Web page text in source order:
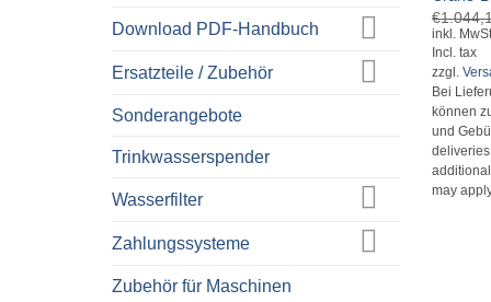
Download PDF-Handbuch
Ersatzteile / Zubehör
Sonderangebote
Trinkwasserspender
Wasserfilter
Zahlungssysteme
Zubehör für Maschinen
€
inkl.
Incl. tax
zzgl.
Bei
können
und
deliveries
may